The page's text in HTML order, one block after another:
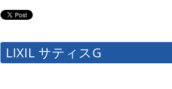
LIXIL サティスG